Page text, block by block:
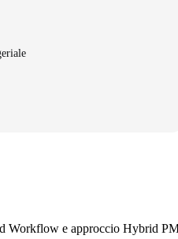
Workflow e approccio Hybrid